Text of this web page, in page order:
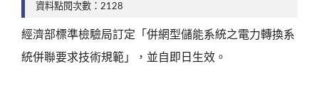
資料點閱次數：2128
經濟部標準檢驗局訂定「併網型儲能系統之電力轉換系
統併聯要求技術規範」，並自即日生效。